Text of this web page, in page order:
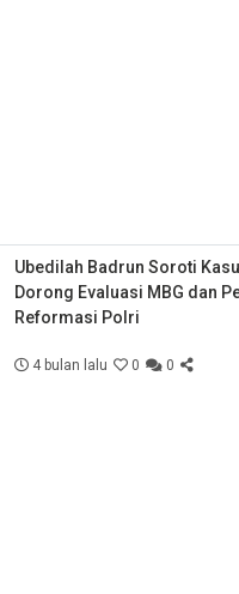
Ubedilah Badrun Soroti
Dorong Evaluasi MBG dan
Reformasi Polri
4 bulan lalu 0 0